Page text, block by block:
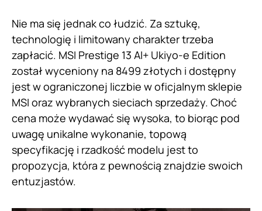
Nie ma się jednak co łudzić. Za sztukę,
technologię i limitowany charakter trzeba
zapłacić. MSI Prestige 13 AI+ Ukiyo-e Edition
został wyceniony na 8499 złotych i dostępny
jest w ograniczonej liczbie w oficjalnym sklepie
MSI oraz wybranych sieciach sprzedaży. Choć
cena może wydawać się wysoka, to biorąc pod
uwagę unikalne wykonanie, topową
specyfikację i rzadkość modelu jest to
propozycja, która z pewnością znajdzie swoich
entuzjastów.